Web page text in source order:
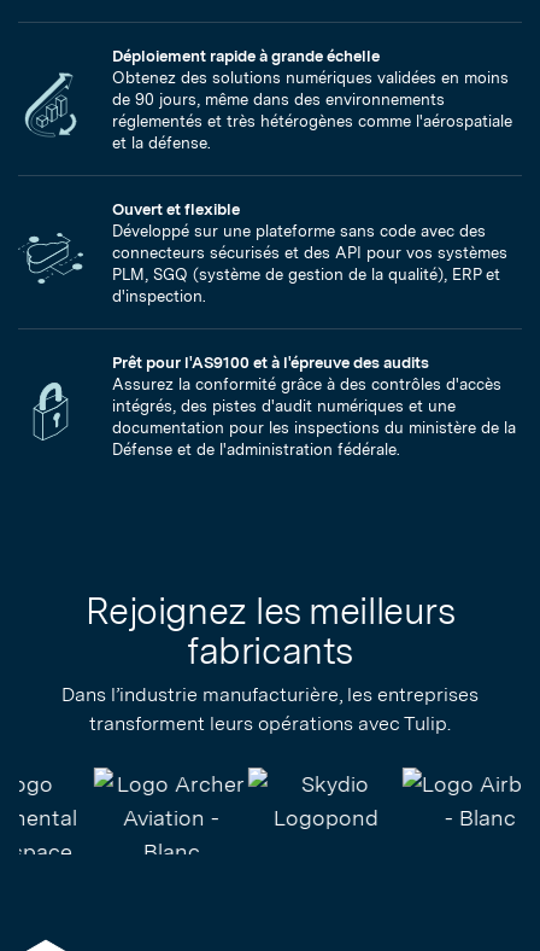
Déploiement rapide à grande échelle
Obtenez des solutions numériques validées en moins
de 90 jours, même dans des environnements
réglementés et très hétérogènes comme l'aérospatiale
et la défense.
Ouvert et flexible
Développé sur une plateforme sans code avec des
connecteurs sécurisés et des API pour vos systèmes
PLM, SGQ (système de gestion de la qualité), ERP et
d'inspection.
Prêt pour l'AS9100 et à l'épreuve des audits
Assurez la conformité grâce à des contrôles d'accès
intégrés, des pistes d'audit numériques et une
documentation pour les inspections du ministère de la
Défense et de l'administration fédérale.
Rejoignez les meilleurs
fabricants
Dans l’industrie manufacturière, les entreprises
transforment leurs opérations avec Tulip.